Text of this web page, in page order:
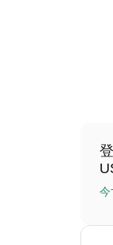
今